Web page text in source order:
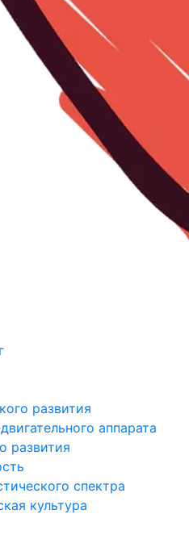
развития
аппарата
развития
спектра
культура